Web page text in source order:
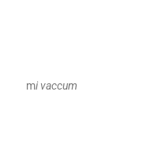
mi vaccum